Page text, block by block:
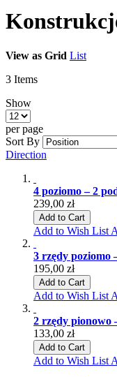
View as Grid List
3 Items
Show
per page
Sort By
Direction
4 poziomo – 2
239,00 zł
Add to Cart
Add to Wish List
3 rzędy poziomo
195,00 zł
Add to Cart
Add to Wish List
2 rzędy pionowo
133,00 zł
Add to Cart
Add to Wish List